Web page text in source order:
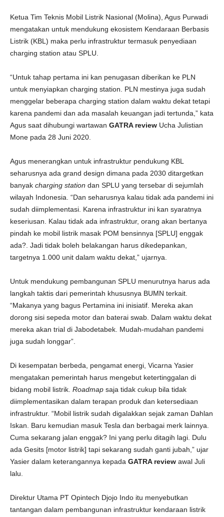
Ketua Tim Teknis Mobil Listrik Nasional (Molina), Agus Purwadi
mengatakan untuk mendukung ekosistem Kendaraan Berbasis
Listrik (KBL) maka perlu infrastruktur termasuk penyediaan
charging station atau SPLU.
“Untuk tahap pertama ini kan penugasan diberikan ke PLN
untuk menyiapkan charging station. PLN mestinya juga sudah
menggelar beberapa charging station dalam waktu dekat tetapi
karena pandemi dan ada masalah keuangan jadi tertunda,” kata
Agus saat dihubungi wartawan GATRA review Ucha Julistian
Mone pada 28 Juni 2020.
Agus menerangkan untuk infrastruktur pendukung KBL
seharusnya ada grand design dimana pada 2030 ditargetkan
banyak charging station dan SPLU yang tersebar di sejumlah
wilayah Indonesia. “Dan seharusnya kalau tidak ada pandemi ini
sudah diimplementasi. Karena infrastruktur ini kan syaratnya
keseriusan. Kalau tidak ada infrastruktur, orang akan bertanya
pindah ke mobil listrik masak POM bensinnya [SPLU] enggak
ada?. Jadi tidak boleh belakangan harus dikedepankan,
targetnya 1.000 unit dalam waktu dekat,” ujarnya.
Untuk mendukung pembangunan SPLU menurutnya harus ada
langkah taktis dari pemerintah khususnya BUMN terkait.
“Makanya yang bagus Pertamina ini inisiatif. Mereka akan
dorong sisi sepeda motor dan baterai swab. Dalam waktu dekat
mereka akan trial di Jabodetabek. Mudah-mudahan pandemi
juga sudah longgar”.
Di kesempatan berbeda, pengamat energi, Vicarna Yasier
mengatakan pemerintah harus mengebut ketertinggalan di
bidang mobil listrik. Roadmap saja tidak cukup bila tidak
diimplementasikan dalam terapan produk dan ketersediaan
infrastruktur. “Mobil listrik sudah digalakkan sejak zaman Dahlan
Iskan. Baru kemudian masuk Tesla dan berbagai merk lainnya.
Cuma sekarang jalan enggak? Ini yang perlu ditagih lagi. Dulu
ada Gesits [motor listrik] tapi sekarang sudah ganti jubah,” ujar
Yasier dalam keterangannya kepada GATRA review awal Juli
lalu.
Direktur Utama PT Opintech Djojo Indo itu menyebutkan
tantangan dalam pembangunan infrastruktur kendaraan listrik